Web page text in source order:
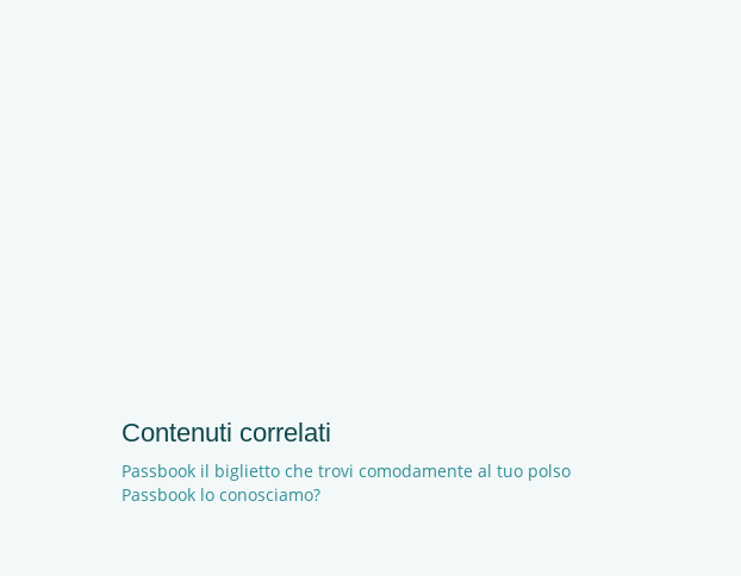
Contenuti correlati
Passbook il biglietto che trovi comodamente al tuo polso
Passbook lo conosciamo?